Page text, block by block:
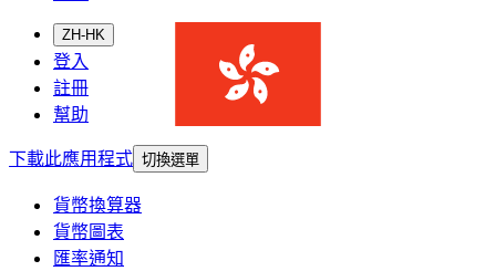
ZH-HK
登入
註冊
幫助
下載此應用程式 切換選單
貨幣換算器
貨幣圖表
匯率通知